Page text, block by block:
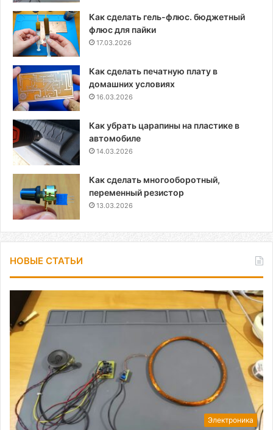
Как сделать гель-флюс. бюджетный
флюс для пайки
17.03.2026
Как сделать печатную плату в
домашних условиях
16.03.2026
Как убрать царапины на пластике в
автомобиле
14.03.2026
Как сделать многооборотный,
переменный резистор
13.03.2026
НОВЫЕ СТАТЬИ
Электроника